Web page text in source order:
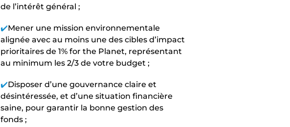
de l’intérêt général ;
✔️Mener une mission environnementale
alignée avec au moins une des cibles d’impact
prioritaires de 1% for the Planet, représentant
au minimum les 2/3 de votre budget ;
✔️Disposer d’une gouvernance claire et
désintéressée, et d’une situation financière
saine, pour garantir la bonne gestion des
fonds ;